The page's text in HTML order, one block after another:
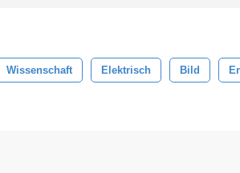
Wissenschaft Elektrisch Bild